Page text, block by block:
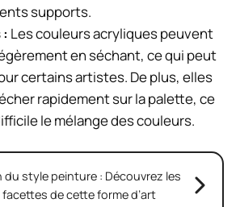
supports.
Les couleurs acryliques peuvent
en séchant, ce qui peut
certains artistes. De plus, elles
rapidement sur la palette, ce
le mélange des couleurs.
du style peinture : Découvrez les
de cette forme d’art